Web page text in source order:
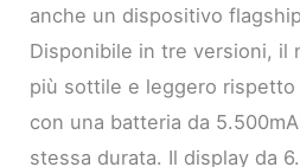
anche un dispositivo
Disponibile in tre versioni, il
più sottile e leggero
con una batteria da
stessa durata. Il display da